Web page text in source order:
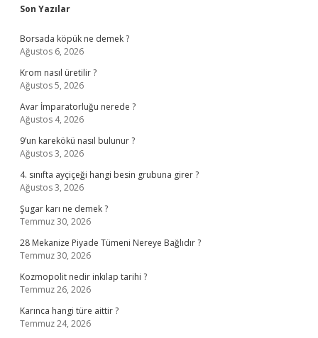
Sidebar
Son Yazılar
Borsada köpük ne demek ?
Ağustos 6, 2026
Krom nasıl üretilir ?
Ağustos 5, 2026
Avar İmparatorluğu nerede ?
Ağustos 4, 2026
9’un karekökü nasıl bulunur ?
Ağustos 3, 2026
4. sınıfta ayçiçeği hangi besin grubuna girer ?
Ağustos 3, 2026
Şugar karı ne demek ?
Temmuz 30, 2026
28 Mekanize Piyade Tümeni Nereye Bağlıdır ?
Temmuz 30, 2026
Kozmopolit nedir inkılap tarihi ?
Temmuz 26, 2026
Karınca hangi türe aittir ?
Temmuz 24, 2026